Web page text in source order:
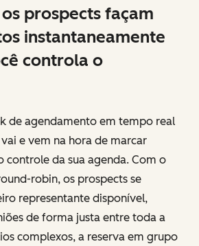
prospects façam
instantaneamente
controla o
de agendamento em tempo real
e vem na hora de marcar
controle da sua agenda. Com o
robin, os prospects se
representante disponível,
de forma justa entre toda a
complexos, a reserva em grupo